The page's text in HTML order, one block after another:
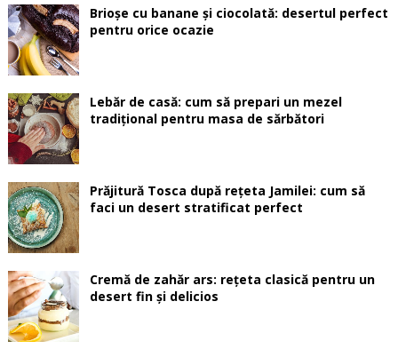
Brioșe cu banane și ciocolată: desertul perfect
pentru orice ocazie
Lebăr de casă: cum să prepari un mezel
tradițional pentru masa de sărbători
Prăjitură Tosca după rețeta Jamilei: cum să
faci un desert stratificat perfect
Cremă de zahăr ars: rețeta clasică pentru un
desert fin și delicios